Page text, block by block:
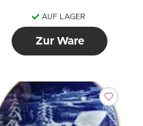
AUF LAGER
Zur Ware